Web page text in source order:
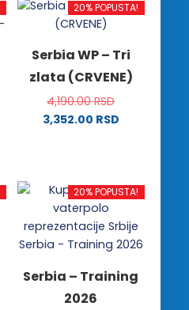
20% POPUSTA!
Serbia WP – Tri
zlata (CRVENE)
4,190.00RSD
3,352.00 RSD
više
varijanti.
Opcije
mogu
izabrane
na
20% POPUSTA!
Serbia – Training
2026